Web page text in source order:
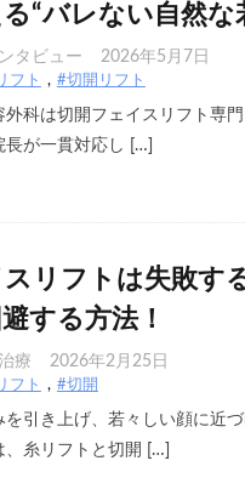
“バレない自然な
タビュー 2026年5月7日
フト #切開リフト
外科は切開フェイスリフト専
長が一貫対応し […]
リフトは失敗す
する方法！
療 2026年2月25日
フト #切開
を引き上げ、若々しい顔に近
、糸リフトと切開 […]